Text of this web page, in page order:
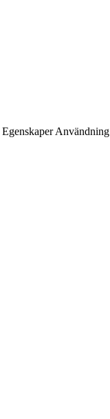
Egenskaper Användning